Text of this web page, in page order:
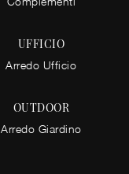
UFFICIO
Arredo Ufficio
OUTDOOR
Arredo Giardino